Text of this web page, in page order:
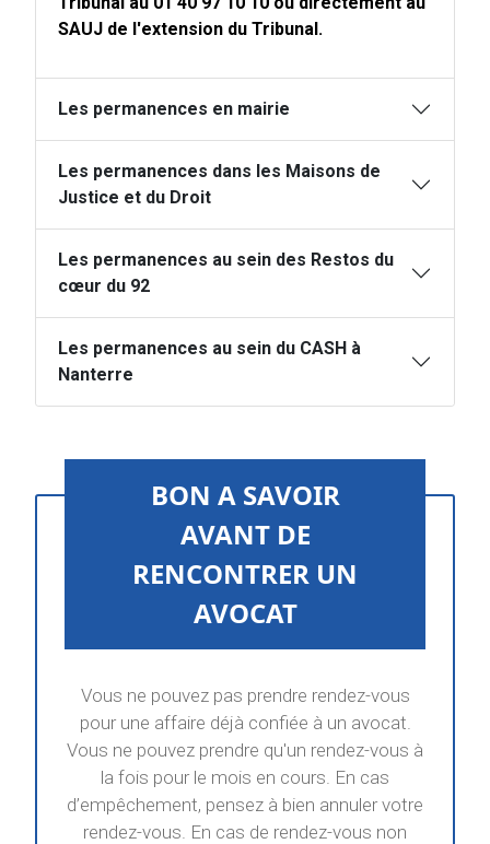
SAUJ de l'extension du Tribunal.
Les permanences en mairie
Les permanences dans les Maisons de
Justice et du Droit
Les permanences au sein des Restos du
cœur du 92
Les permanences au sein du CASH à
Nanterre
BON A SAVOIR
AVANT DE
RENCONTRER UN
AVOCAT
Vous ne pouvez pas prendre rendez-vous
pour une affaire déjà confiée à un avocat.
Vous ne pouvez prendre qu'un rendez-vous à
la fois pour le mois en cours. En cas
d’empêchement, pensez à bien annuler votre
rendez-vous. En cas de rendez-vous non